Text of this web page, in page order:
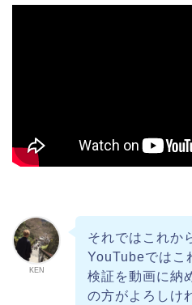
KEN
それではこれか
YouTubeではこ
検証を動画に納
の方がよろしけ